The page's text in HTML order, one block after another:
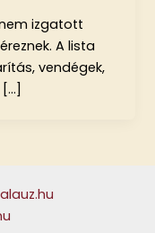
izgatott
A lista
vendégek,